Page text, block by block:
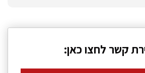
קשר לחצו כאן: